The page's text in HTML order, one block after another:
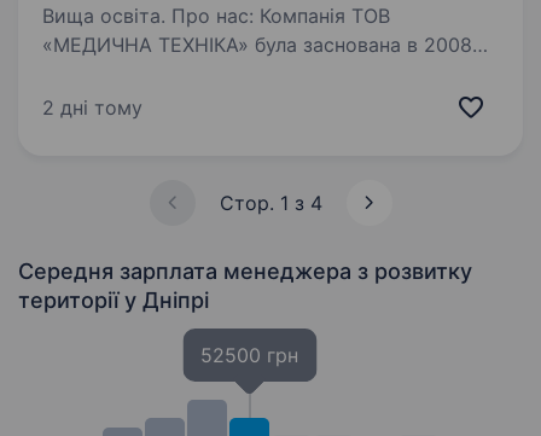
Вища освіта. Про нас: Компанія ТОВ
«МЕДИЧНА ТЕХНІКА» була заснована в 2008
медичного, лабораторного обладнання
2 дні тому
Стор. 1 з 4
Середня зарплата менеджера з розвитку
територіїу Дніпрі
52500 грн